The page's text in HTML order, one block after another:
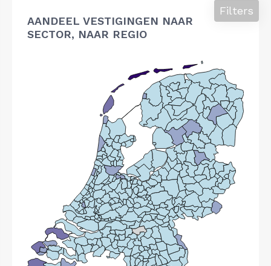
AANDEEL VESTIGINGEN NAAR
SECTOR, NAAR REGIO
Filters